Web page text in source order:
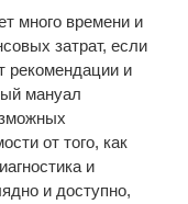
много времени и
затрат, если
рекомендации и
мануал
от того, как
и
и доступно,